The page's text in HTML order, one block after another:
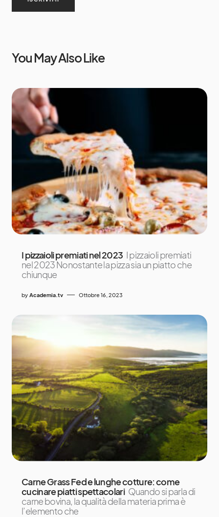
You May Also Like
I pizzaioli premiati nel 2023 I pizzaioli premiati
nel 2023 Nonostante la pizza sia un piatto che
chiunque
by Academia.tv Ottobre 16, 2023
Carne Grass Fed e lunghe cotture: come
cucinare piatti spettacolari Quando si parla di
carne bovina, la qualità della materia prima è
l’elemento che